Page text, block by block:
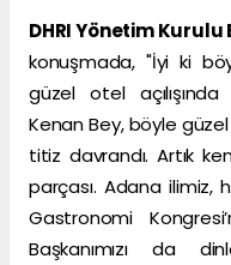
DHRI Yönetim Kurulu
konuşmada, "İyi ki
güzel otel açılışında
Kenan Bey, böyle
titiz davrandı. Artık
parçası. Adana ilimiz,
Gastronomi
Başkanımızı da